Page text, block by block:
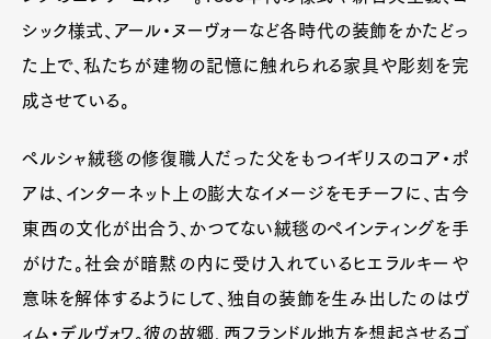
シック様式、アール・ヌーヴォーなど各時代の装飾をかたどっ
た上で、私たちが建物の記憶に触れられる家具や彫刻を完
成させている。
ペルシャ絨毯の修復職人だった父をもつイギリスのコア・ポ
アは、インターネット上の膨大なイメージをモチーフに、古今
東西の文化が出合う、かつてない絨毯のペインティングを手
がけた。社会が暗黙の内に受け入れているヒエラルキーや
意味を解体するようにして、独自の装飾を生み出したのはヴ
ィム・デルヴォワ。彼の故郷、西フランドル地方を想起させるゴ